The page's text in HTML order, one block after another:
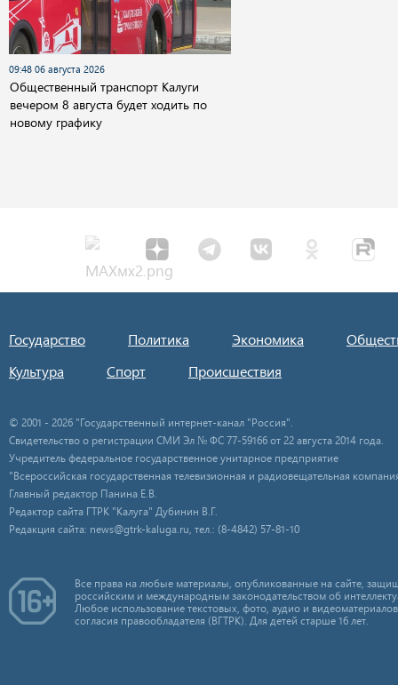
09:48 06 августа 2026
Общественный транспорт Калуги
вечером 8 августа будет ходить по
новому графику
Государство Политика Экономика
Культура
Спорт Происшествия
© 2001 - 2026 "Государственный интернет-канал "Россия".
Свидетельство о регистрации СМИ Эл № ФС 77-59166 от 22 августа 2014 года.
Учредитель федеральное государственное унитарное предприятие
"Всероссийская государственная телевизионная и радиовещательная
Главный редактор Панина Е.В.
Редактор сайта ГТРК "Калуга" Дубинин В.Г.
Редакция сайта: news@gtrk-kaluga.ru, тел.: (8-4842) 57-81-10
Все права на любые материалы, опубликованные на сайте,
российским и международным законодательством об
Любое использование текстовых, фото, аудио и
согласия правообладателя (ВГТРК). Для детей старше 16 лет.